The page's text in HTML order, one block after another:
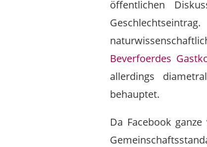
öffentlichen
Beverfoerdes
allerdings
behauptet.
Da Facebook